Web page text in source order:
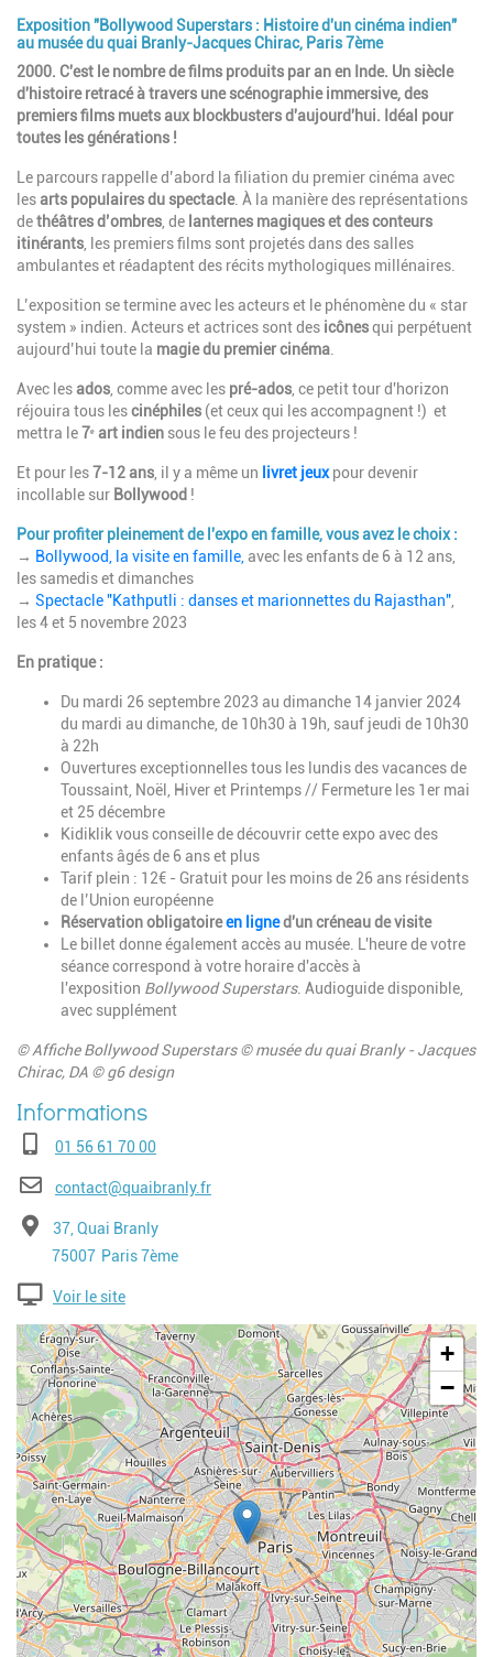
Exposition "Bollywood Superstars : Histoire d'un cinéma indien"
au musée du quai Branly-Jacques Chirac, Paris 7ème
2000. C'est le nombre de films produits par an en Inde. Un siècle
d'histoire retracé à travers une scénographie immersive, des
premiers films muets aux blockbusters d'aujourd'hui. Idéal pour
toutes les générations !
Le parcours rappelle d’abord la filiation du premier cinéma avec
lesarts populaires du spectacle. À la manière des représentations
dethéâtres d’ombres, de lanternes magiques et des conteurs
itinérants, les premiers films sont projetés dans des salles
ambulantes et réadaptent des récits mythologiques millénaires.
L’exposition se termine avec les acteurs et le phénomène du « star
system » indien. Acteurs et actrices sont des icônesqui perpétuent
aujourd’hui toute la magie du premier cinéma.
Avec lesados, comme avec les pré-ados, ce petit tour d'horizon
réjouira tous lescinéphiles (et ceux qui les accompagnent !) et
mettra le7ᵉ art indien sous le feu des projecteurs !
Et pour les7-12 ans, il y a même un livret jeux pour devenir
incollable sur Bollywood !
Pour profiter pleinement de l'expo en famille, vous avez le choix :
→ Bollywood, la visite en famille,avec les enfants de 6 à 12 ans,
les samedis et dimanches
→ Spectacle "Kathputli : danses et marionnettes du Rajasthan",
les 4 et 5 novembre 2023
En pratique :
Du mardi 26 septembre 2023 au dimanche 14 janvier 2024
du mardi au dimanche, de 10h30 à 19h, sauf jeudi de 10h30
à 22h
Ouvertures exceptionnelles tous les lundis des vacances de
Toussaint, Noël, Hiver et Printemps // Fermeture les 1er mai
et 25 décembre
Kidiklik vous conseille de découvrir cette expo avec des
enfants âgés de 6 ans et plus
Tarif plein : 12€ - Gratuit pour les moins de 26 ans résidents
de l’Union européenne
Réservation obligatoireen ligned'un créneau de visite
Le billet donne également accès au musée. L'heure de votre
séance correspond à votre horaire d'accès à
l'exposition Bollywood Superstars. Audioguide disponible,
avec supplément
© Affiche Bollywood Superstars © musée du quai Branly - Jacques
Chirac, DA © g6 design
Téléphone01 56 61 70 00
E-mailcontact@quaibranly.fr
Adresse37, Quai Branly
Code postal
75007Ville
Paris 7ème
Voir le site
Geolocalisation
+
−